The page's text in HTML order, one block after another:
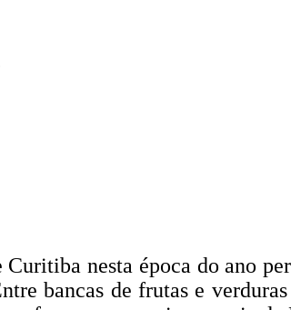
nesta época do ano
bancas de frutas e